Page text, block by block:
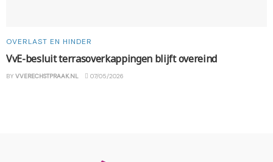
OVERLAST EN HINDER
VvE-besluit terrasoverkappingen blijft overeind
BY VVERECHSTPRAAK.NL 07/05/2026